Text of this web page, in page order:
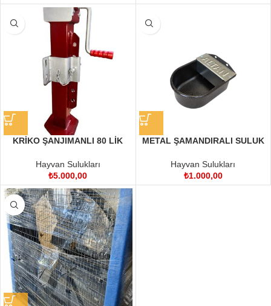
KRİKO ŞANJIMANLI 80 LİK
Hayvan Sulukları
₺5.000,00
METAL ŞAMANDIRALI SULUK
Hayvan Sulukları
₺1.000,00